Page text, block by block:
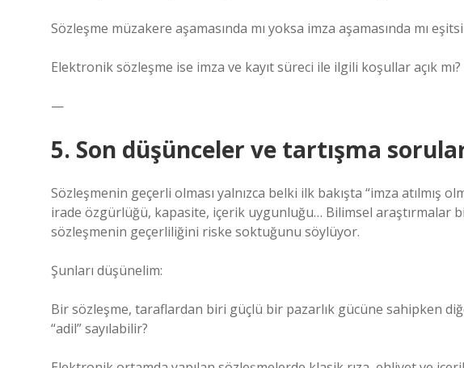
Sözleşme müzakere aşamasında mı yoksa imza aşamasında mı
Elektronik sözleşme ise imza ve kayıt süreci ile ilgili koşullar açık mı?
—
5. Son düşünceler ve tartışma
Sözleşmenin geçerli olması yalnızca belki ilk bakışta “imza atılmış
irade özgürlüğü, kapasite, içerik uygunluğu… Bilimsel araştırmalar
sözleşmenin geçerliliğini riske soktuğunu söylüyor.
Şunları düşünelim:
Bir sözleşme, taraflardan biri güçlü bir pazarlık gücüne sahipken
“adil” sayılabilir?